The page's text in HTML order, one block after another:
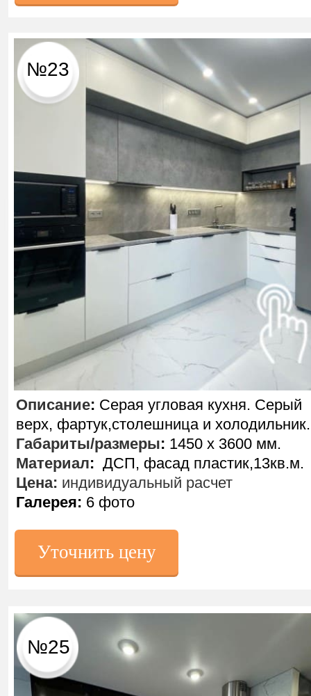
Описание: Серая угловая кухня. Серый
верх, фартук,столешница и холодильник.
Габариты/размеры: 1450 х 3600 мм.
Материал: ДСП, фасад пластик,13кв.м.
Цена: индивидуальный расчет
Галерея: 6 фото
№25
№23
Уточнить цену